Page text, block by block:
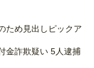
ため見出しピックア
金詐欺疑い 5人逮捕